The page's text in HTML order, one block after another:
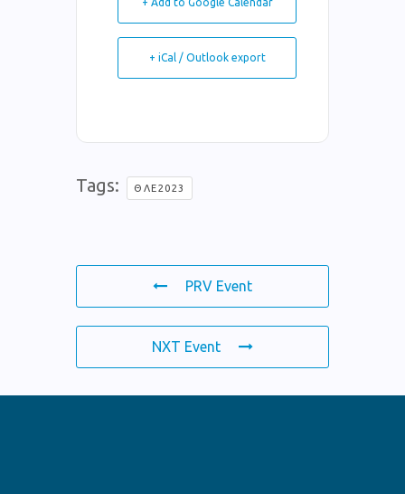
+ iCal / Outlook export
Tags: ΘΛΕ2023
PRV Event
NXT Event